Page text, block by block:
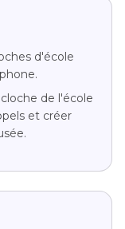
d'école
de l'école
et créer